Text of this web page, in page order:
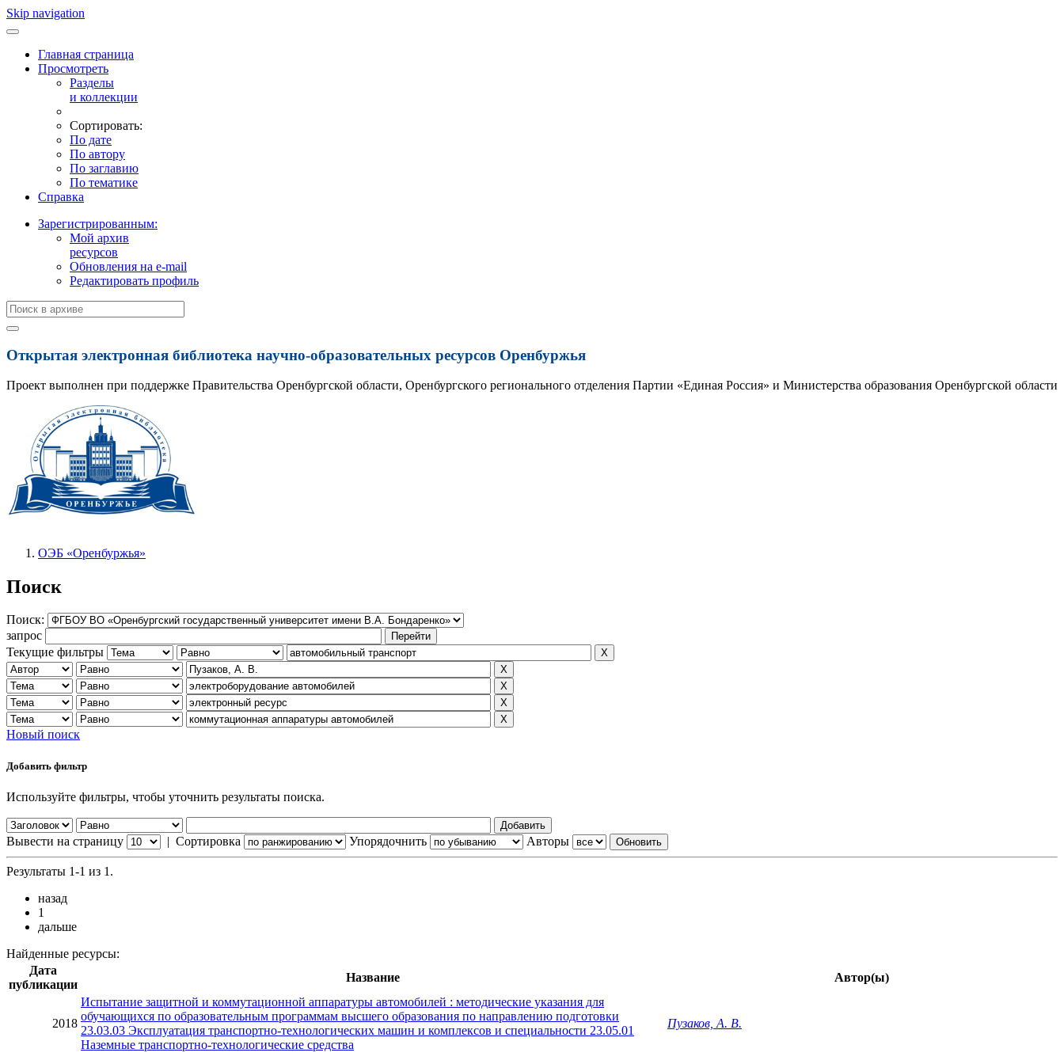
Skip navigation
Главная страница
Просмотреть
Разделы
и коллекции
Сортировать:
По дате
По автору
По заглавию
По тематике
Справка
Зарегистрированным:
Мой архив
ресурсов
Обновления на e-mail
Редактировать профиль
Открытая электронная библиотека научно-образовательных ресурсов Оренбуржья
Проект выполнен при поддержке Правительства Оренбургской области, Оренбургского регионального отделения Партии «Единая Россия» и Министерства образования Оренбургской области
ОЭБ «Оренбуржья»
Поиск
Поиск:
запрос
Текущие фильтры
Новый поиск
Добавить фильтр
Используйте фильтры, чтобы уточнить результаты поиска.
Вывести на страницу | Сортировка Упорядочнить Авторы
Результаты 1-1 из 1.
назад
1
дальше
Найденные ресурсы:
Дата
публикации
Название Автор(ы)
2018
Испытание защитной и коммутационной аппаратуры автомобилей : методические указания для
обучающихся по образовательным программам высшего образования по направлению подготовки
23.03.03 Эксплуатация транспортно-технологических машин и комплексов и специальности 23.05.01
Наземные транспортно-технологические средства
Пузаков, А. В.